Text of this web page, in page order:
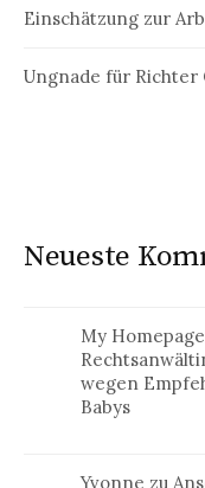
Einschätzung zur
Ungnade für
Neueste
My Homepage
wegen
Babys
Yvonne zu